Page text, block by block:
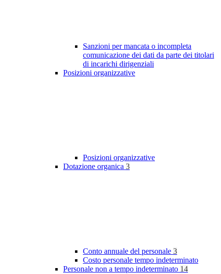
Sanzioni per mancata o incompleta
comunicazione dei dati da parte dei titolari
di incarichi dirigenziali
Posizioni organizzative
Posizioni organizzative
Dotazione organica 3
Conto annuale del personale 3
Costo personale tempo indeterminato
Personale non a tempo indeterminato 14